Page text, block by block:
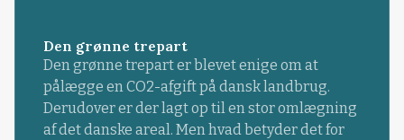
Den grønne trepart
Den grønne trepart er blevet enige om at
pålægge en CO2-afgift på dansk landbrug.
Derudover er der lagt op til en stor omlægning
af det danske areal. Men hvad betyder det for